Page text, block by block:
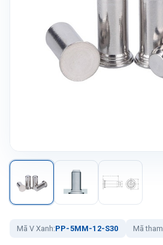
Mã V Xanh:PP-5MM-12-S30 Mã